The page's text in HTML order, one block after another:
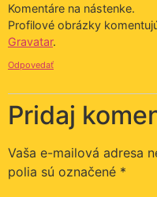
Komentáre na nástenke.
Profilové obrázky
Gravatar.
Odpovedať
Pridaj
Vaša e-mailová adresa
polia sú označené *